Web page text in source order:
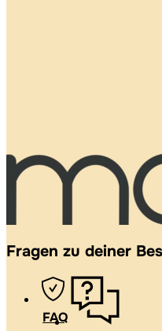
Fragen zu deiner
FAQ